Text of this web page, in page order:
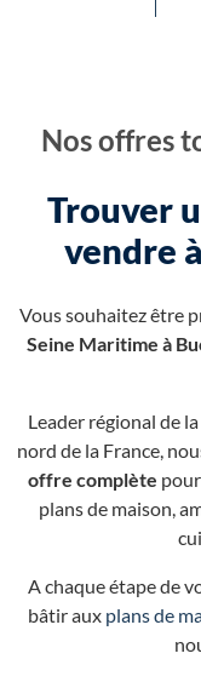
Nos offres
Trouver
vendre
Vous souhaitez être
Seine Maritime à
Leader régional de la
nord de la France,
offre complète
plans de maison,
A chaque étape de
bâtir aux plans de